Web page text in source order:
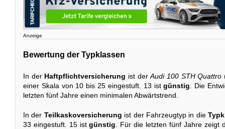
Anzeige
Bewertung der Typklassen
In der Haftpflichtversicherung ist derAudi 100 STH Quattro
einer Skala von 10 bis 25 eingestuft. 13 istgünstig . Die
letzten fünf Jahre einen minimalen Abwärtstrend.
In der Teilkaskoversicherung ist der Fahrzeugtyp in die
33 eingestuft. 15 istgünstig . Für die letzten fünf Jahre zeigt